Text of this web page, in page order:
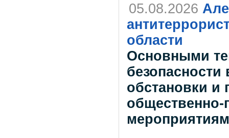
05.08.2026
области
Основными
обстановки и